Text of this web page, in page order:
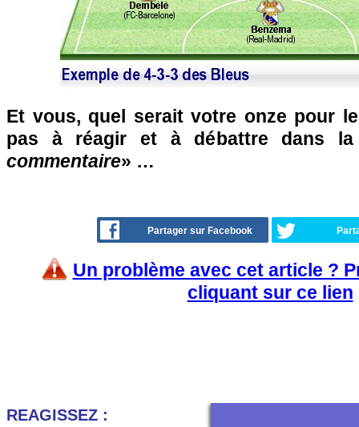
Et vous, quel serait votre onze pour
pas à réagir et à débattre dans
commentaire» …
Partager sur Facebook
Un problème avec cet article ?
cliquant sur ce lien
REAGISSEZ :